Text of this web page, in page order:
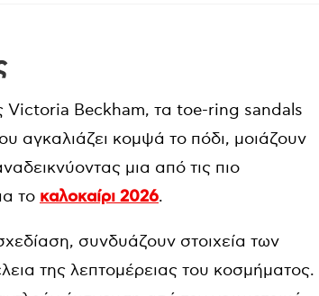
Victoria Beckham, τα toe-ring sandals
αγκαλιάζει κομψά το πόδι, μοιάζουν
μια από τις πιο
το καλοκαίρι 2026.
συνδυάζουν στοιχεία των
της λεπτομέρειας του κοσμήματος.